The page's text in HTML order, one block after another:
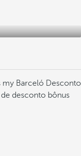
my Barceló Desconto
de desconto bônus